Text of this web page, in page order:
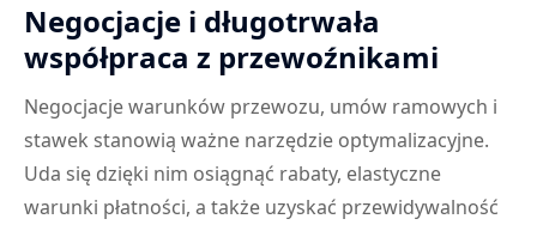
Negocjacje i długotrwała
współpraca z przewoźnikami
Negocjacje warunków przewozu, umów ramowych i
stawek stanowią ważne narzędzie optymalizacyjne.
Uda się dzięki nim osiągnąć rabaty, elastyczne
warunki płatności, a także uzyskać przewidywalność